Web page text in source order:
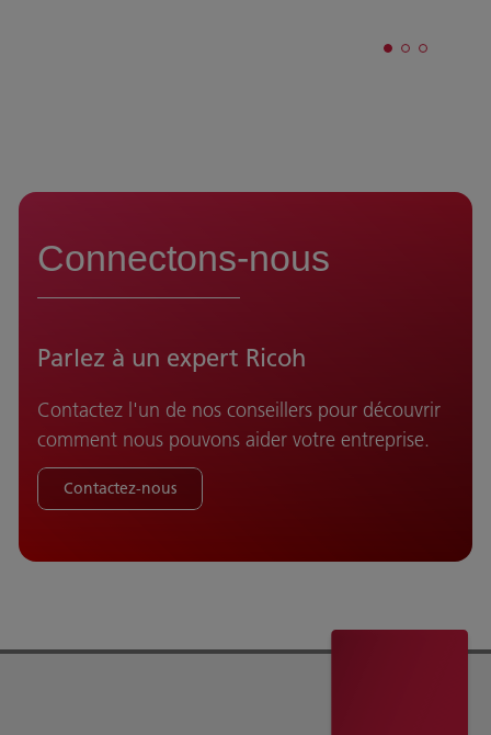
Connectons-nous
Parlez à un expert Ricoh
Contactez l'un de nos conseillers pour découvrir
comment nous pouvons aider votre entreprise.
Contactez-nous